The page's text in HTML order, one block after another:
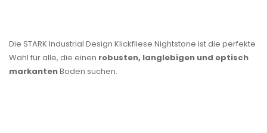
Die STARK Industrial Design Klickfliese Nightstone ist die perfekte
Wahl für alle, die einen robusten, langlebigen und optisch
markantenBoden suchen.